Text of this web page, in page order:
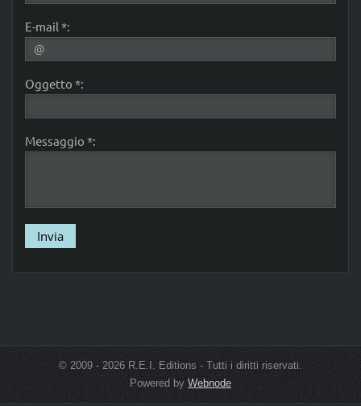
E-mail *:
Oggetto *:
Messaggio *:
© 2009 - 2026 R.E.I. Editions - Tutti i diritti riservati.
Powered by Webnode